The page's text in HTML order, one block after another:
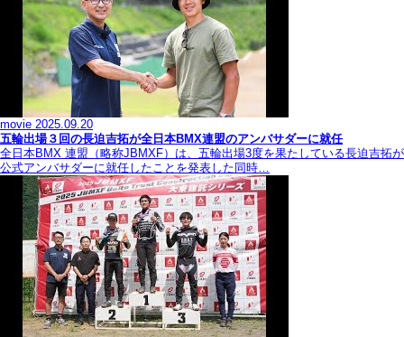
movie 2025.09.20
五輪出場３回の長迫吉拓が全日本BMX連盟のアンバサダーに就任
全日本BMX 連盟（略称JBMXF）は、五輪出場3度を果たしている長迫吉拓が
公式アンバサダーに就任したことを発表した同時…